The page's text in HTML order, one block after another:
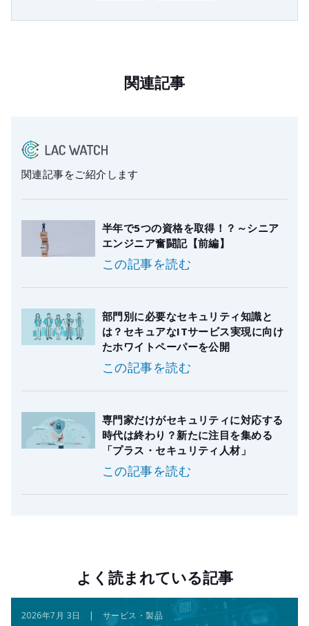
関連記事
関連記事をご紹介します
半年で5つの資格を取得！？～シニア
エンジニア奮闘記【前編】
この記事を読む
部門別に必要なセキュリティ知識と
は？セキュアなITサービス実現に向け
たホワイトペーパーを公開
この記事を読む
専門家だけがセキュリティに対応する
時代は終わり？新たに注目を集める
「プラス・セキュリティ人材」
この記事を読む
よく読まれている記事
2026年7月 3日 | サービス・製品